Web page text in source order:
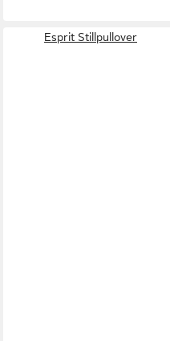
Esprit Stillpullover